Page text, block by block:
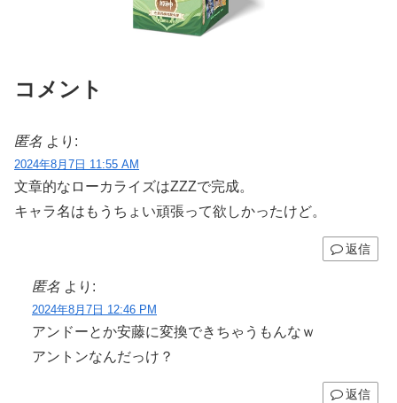
コメント
匿名 より:
2024年8月7日 11:55 AM
文章的なローカライズはZZZで完成。
キャラ名はもうちょい頑張って欲しかったけど。
返信
匿名 より:
2024年8月7日 12:46 PM
アンドーとか安藤に変換できちゃうもんなｗ
アントンなんだっけ？
返信